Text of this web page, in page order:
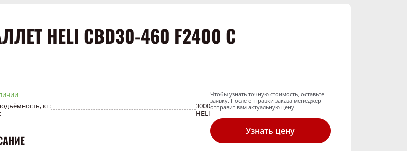
HELI CBD30-460 F2400 С
кг:
3000
HELI
Чтобы узнать точную стоимость, оставьте
заявку. После отправки заказа менеджер
отправит вам актуальную цену.
Узнать цену